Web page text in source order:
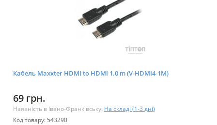
Кабель Maxxter HDMI to HDMI 1.0 m (V-HDMI4-1M)
69 грн.
Наявність в Івано-Франківську: На складі (1-3 дні)
Код товару: 543290